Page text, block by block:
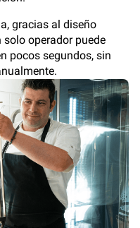
gracias al diseño
operador puede
pocos segundos, sin